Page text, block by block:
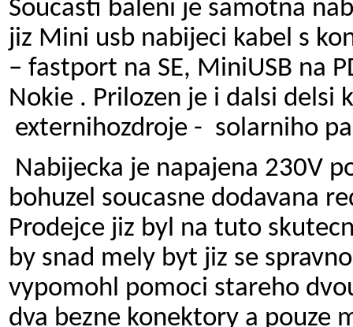
Soucasti baleni je samotna
jiz Mini usb nabijeci kabel s
– fastport na SE, MiniUSB na
Nokie . Prilozen je i dalsi
externihozdroje - solarniho
Nabijecka je napajena 230V
bohuzel soucasne dodavana
Prodejce jiz byl na tuto
by snad mely byt jiz se
vypomohl pomoci stareho
dva bezne konektory a pouze